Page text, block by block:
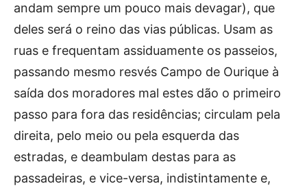
andam sempre um pouco mais devagar), que
deles será o reino das vias públicas. Usam as
ruas e frequentam assiduamente os passeios,
passando mesmo resvés Campo de Ourique à
saída dos moradores mal estes dão o primeiro
passo para fora das residências; circulam pela
direita, pelo meio ou pela esquerda das
estradas, e deambulam destas para as
passadeiras, e vice-versa, indistintamente e,